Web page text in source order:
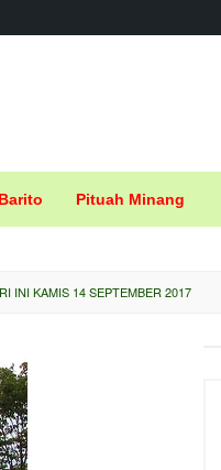
Pituah Minang
INI KAMIS 14 SEPTEMBER 2017